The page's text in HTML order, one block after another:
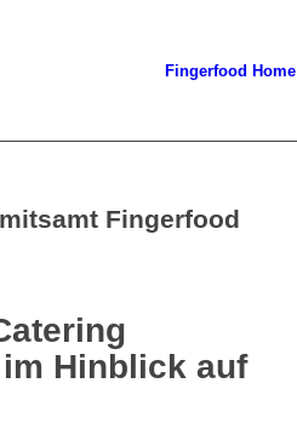
Fingerfood Home
Fingerfood
Hinblick auf